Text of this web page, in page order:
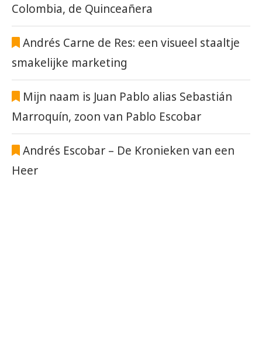
Colombia, de Quinceañera
Andrés Carne de Res: een visueel staaltje
smakelijke marketing
Mijn naam is Juan Pablo alias Sebastián
Marroquín, zoon van Pablo Escobar
Andrés Escobar – De Kronieken van een
Heer